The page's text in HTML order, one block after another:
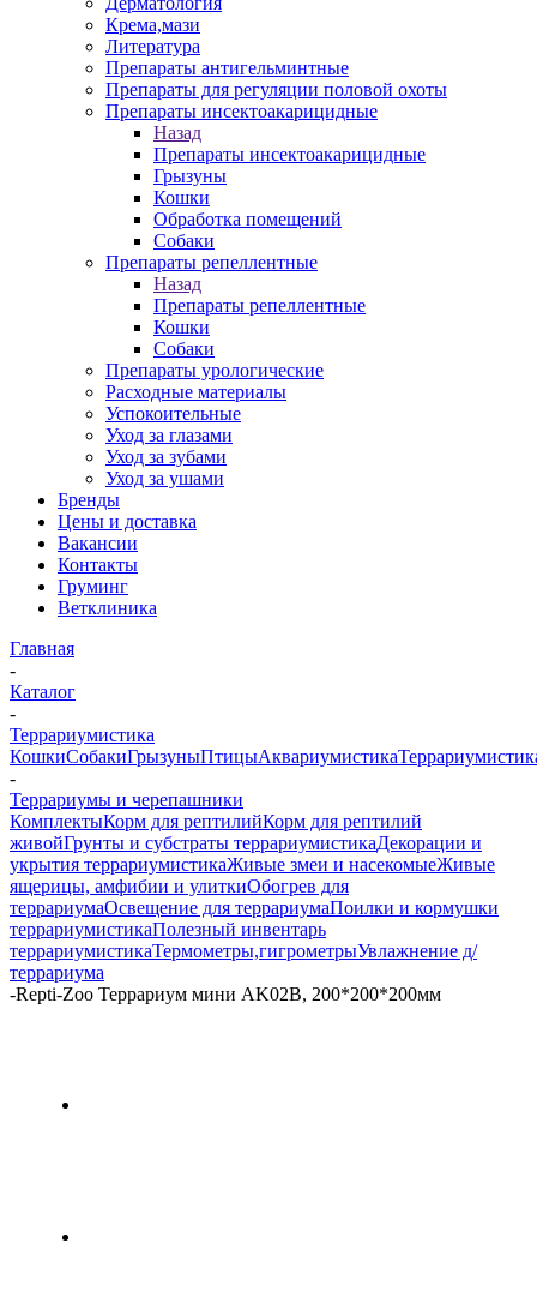
Крема,мази
Литература
Препараты антигельминтные
Препараты для регуляции половой охоты
Препараты инсектоакарицидные
Назад
Препараты инсектоакарицидные
Грызуны
Кошки
Обработка помещений
Собаки
Препараты репеллентные
Назад
Препараты репеллентные
Кошки
Собаки
Препараты урологические
Расходные материалы
Успокоительные
Уход за глазами
Уход за зубами
Уход за ушами
Бренды
Цены и доставка
Вакансии
Контакты
Груминг
Ветклиника
Главная
-
Каталог
-
Террариумистика
КошкиСобакиГрызуныПтицыАквариумистика
-
Террариумы и черепашники
КомплектыКорм для рептилийКорм для рептилий
живойГрунты и субстраты террариумистикаДекорации и
укрытия террариумистикаЖивые змеи и насекомыеЖивые
ящерицы, амфибии и улиткиОбогрев для
террариумаОсвещение для террариумаПоилки и кормушки
террариумистикаПолезный инвентарь
террариумистикаТермометры,гигрометрыУвлажнение д/
террариума
-Repti-Zoo Террариум мини AK02B, 200*200*200мм